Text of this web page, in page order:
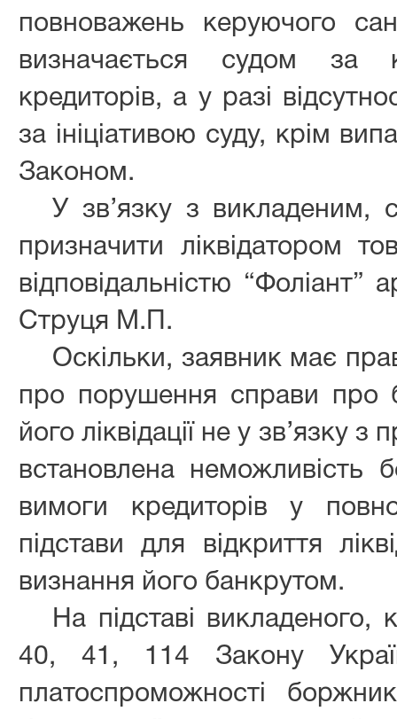
повноважень керуючого
визначається судом за
кредиторів, а у разі
за ініціативою суду, крім
Законом.
У зв’язку з викладеним,
призначити ліквідатором
відповідальністю “Фоліант”
Струця М.П.
Оскільки, заявник має
про порушення справи про
його ліквідації не у зв’язку
встановлена неможливість
вимоги кредиторів у
підстави для відкриття
визнання його банкрутом.
На підставі викладеного,
40, 41, 114 Закону
платоспроможності